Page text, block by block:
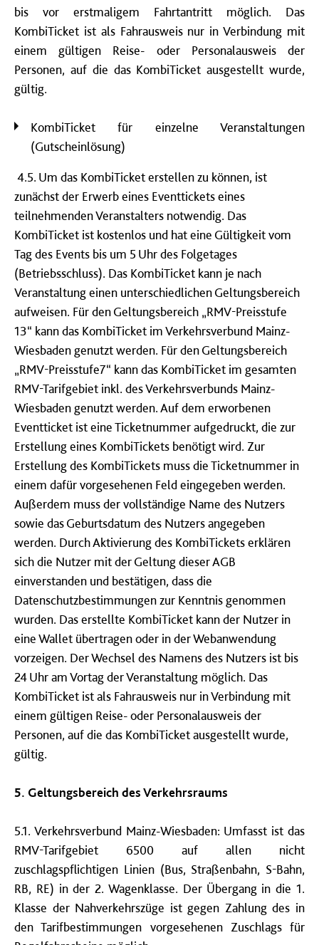
bis vor erstmaligem Fahrtantritt möglich. Das
KombiTicket ist als Fahrausweis nur in Verbindung mit
einem gültigen Reise- oder Personalausweis der
Personen, auf die das KombiTicket ausgestellt wurde,
gültig.
KombiTicket für einzelne Veranstaltungen
(Gutscheinlösung)
4.5. Um das KombiTicket erstellen zu können, ist
zunächst der Erwerb eines Eventtickets eines
teilnehmenden Veranstalters notwendig. Das
KombiTicket ist kostenlos und hat eine Gültigkeit vom
Tag des Events bis um 5 Uhr des Folgetages
(Betriebsschluss). Das KombiTicket kann je nach
Veranstaltung einen unterschiedlichen Geltungsbereich
aufweisen. Für den Geltungsbereich „RMV-Preisstufe
13“ kann das KombiTicket im Verkehrsverbund Mainz-
Wiesbaden genutzt werden. Für den Geltungsbereich
„RMV-Preisstufe7“ kann das KombiTicket im gesamten
RMV-Tarifgebiet inkl. des Verkehrsverbunds Mainz-
Wiesbaden genutzt werden. Auf dem erworbenen
Eventticket ist eine Ticketnummer aufgedruckt, die zur
Erstellung eines KombiTickets benötigt wird. Zur
Erstellung des KombiTickets muss die Ticketnummer in
einem dafür vorgesehenen Feld eingegeben werden.
Außerdem muss der vollständige Name des Nutzers
sowie das Geburtsdatum des Nutzers angegeben
werden. Durch Aktivierung des KombiTickets erklären
sich die Nutzer mit der Geltung dieser AGB
einverstanden und bestätigen, dass die
Datenschutzbestimmungen zur Kenntnis genommen
wurden. Das erstellte KombiTicket kann der Nutzer in
eine Wallet übertragen oder in der Webanwendung
vorzeigen. Der Wechsel des Namens des Nutzers ist bis
24 Uhr am Vortag der Veranstaltung möglich. Das
KombiTicket ist als Fahrausweis nur in Verbindung mit
einem gültigen Reise- oder Personalausweis der
Personen, auf die das KombiTicket ausgestellt wurde,
gültig.
5. Geltungsbereich des Verkehrsraums
5.1. Verkehrsverbund Mainz-Wiesbaden: Umfasst ist das
RMV-Tarifgebiet 6500 auf allen nicht
zuschlagspflichtigen Linien (Bus, Straßenbahn, S-Bahn,
RB, RE) in der 2. Wagenklasse. Der Übergang in die 1.
Klasse der Nahverkehrszüge ist gegen Zahlung des in
den Tarifbestimmungen vorgesehenen Zuschlags für